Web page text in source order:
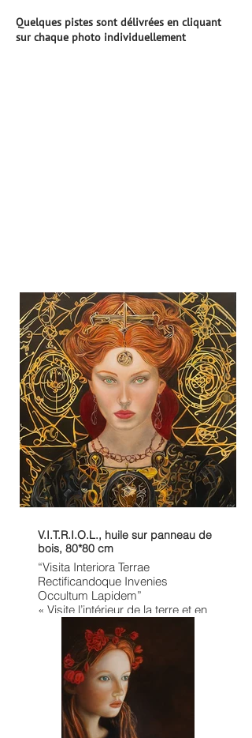
Quelques pistes sont délivrées en cliquant
sur chaque photo individuellement
V.I.T.R.I.O.L., huile sur panneau de
bois, 80*80 cm
“Visita Interiora Terrae
Rectificandoque Invenies
Occultum Lapidem”
« Visite l’intérieur de la terre et en
te rectifiant tu trouveras la pierre